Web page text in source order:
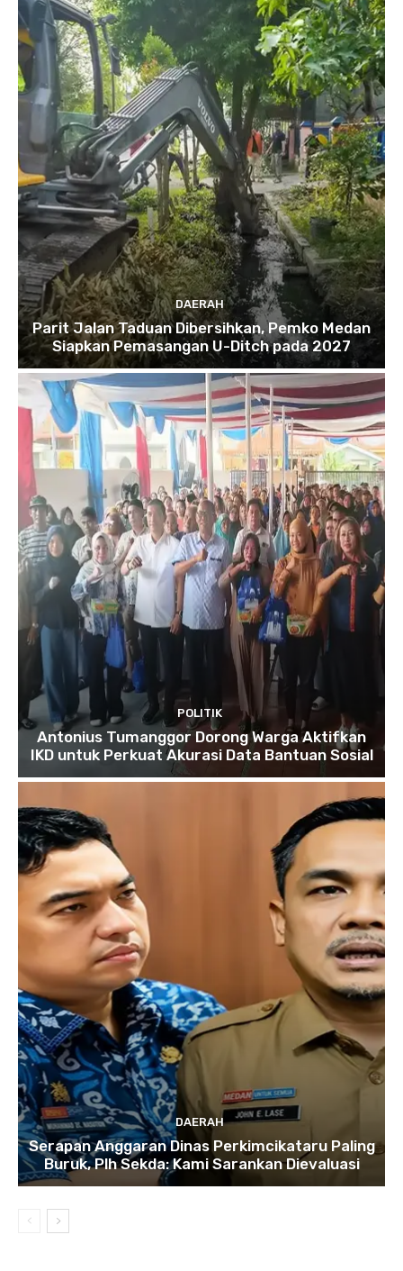
DAERAH
Parit Jalan Taduan Dibersihkan, Pemko Medan
Siapkan Pemasangan U-Ditch pada 2027
POLITIK
Antonius Tumanggor Dorong Warga Aktifkan
IKD untuk Perkuat Akurasi Data Bantuan Sosial
DAERAH
Serapan Anggaran Dinas Perkimcikataru Paling
Buruk, Plh Sekda: Kami Sarankan Dievaluasi